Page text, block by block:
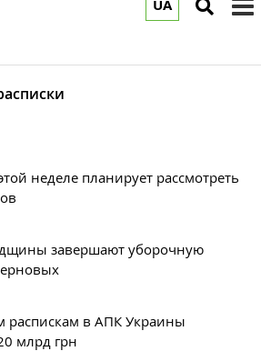
UA
неделе планирует рассмотреть
завершают уборочную
распискам в АПК Украины
млрд грн